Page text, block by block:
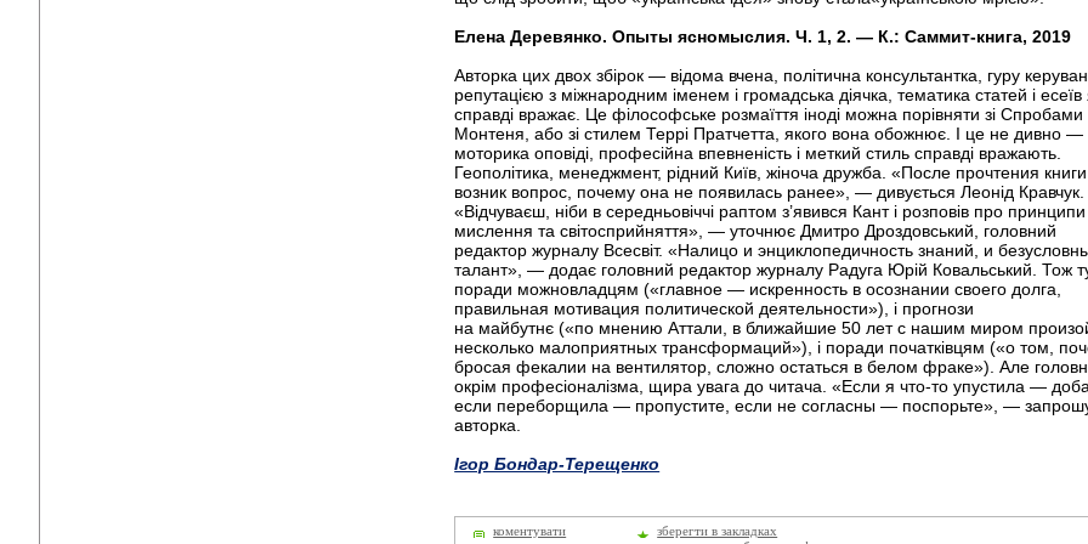
Елена Деревянко. Опыты ясномыслия. Ч. 1, 2. — К.: Саммит-книга, 2019
Авторка цих двох збірок — відома вчена, політична консультантка, гуру
репутацією з міжнародним іменем і громадська діячка, тематика статей і есеїв
справді вражає. Це філософське розмаїття іноді можна порівняти зі Спробами
Монтеня, або зі стилем Террі Пратчетта, якого вона обожнює. І це не дивно —
моторика оповіді, професійна впевненість і меткий стиль справді вражають.
Геополітика, менеджмент, рідний Київ, жіноча дружба. «После прочтения книги
возник вопрос, почему она не появилась ранее», — дивується Леонід Кравчук.
«Відчуваєш, ніби в середньовіччі раптом з’явився Кант і розповів про принципи
мислення та світосприйняття», — уточнює Дмитро Дроздовський, головний
редактор журналу Всесвіт. «Налицо и энциклопедичность знаний, и
талант», — додає головний редактор журналу Радуга Юрій Ковальський. Тож
поради можновладцям («главное — искренность в осознании своего долга,
правильная мотивация политической деятельности»), і прогнози
на майбутнє («по мнению Аттали, в ближайшие 50 лет с нашим миром
несколько малоприятных трансформаций»), і поради початківцям («о том,
бросая фекалии на вентилятор, сложно остаться в белом фраке»). Але
окрім професіоналізма, щира увага до читача. «Если я что-то упустила —
если переборщила — пропустите, если не согласны — поспорьте», —
авторка.
Ігор Бондар-Терещенко
коментувати
зберегти в закладках